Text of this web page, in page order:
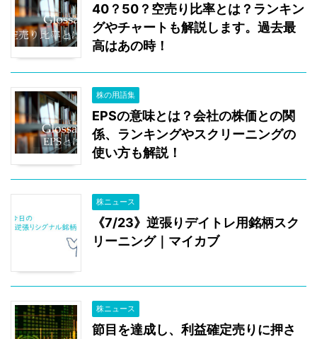
40？50？空売り比率とは？ランキン
グやチャートも解説します。過去最
高はあの時！
株の用語集
EPSの意味とは？会社の株価との関
係、ランキングやスクリーニングの
使い方も解説！
株ニュース
《7/23》逆張りデイトレ用銘柄スク
リーニング｜マイカブ
株ニュース
節目を達成し、利益確定売りに押さ